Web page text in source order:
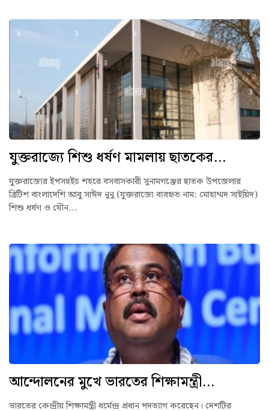
যুক্তরাজ্যে শিশু ধর্ষণ মামলায় ছাতকের...
যুক্তরাজ্যের ইপসহুইচ শহরে বসবাসকারী সুনামগঞ্জের ছাতক উপজেলার
ব্রিটিশ বাংলাদেশি আবু সাঈদ নুনু (যুক্তরাজ্যে ব্যবহৃত নাম: মোহাম্মদ সাইয়িদ)
শিশু ধর্ষণ ও যৌন...
আন্দোলনের মুখে ভারতের শিক্ষামন্ত্রী...
ভারতের কেন্দ্রীয় শিক্ষামন্ত্রী ধর্মেন্দ্র প্রধান পদত্যাগ করেছেন। দেশটির